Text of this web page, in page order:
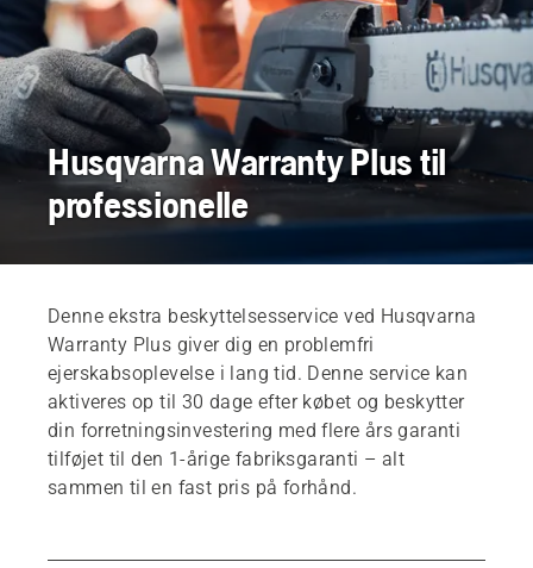
Husqvarna Warranty Plus til
professionelle
Denne ekstra beskyttelsesservice ved Husqvarna
Warranty Plus giver dig en problemfri
ejerskabsoplevelse i lang tid. Denne service kan
aktiveres op til 30 dage efter købet og beskytter
din forretningsinvestering med flere års garanti
tilføjet til den 1-årige fabriksgaranti – alt
sammen til en fast pris på forhånd.